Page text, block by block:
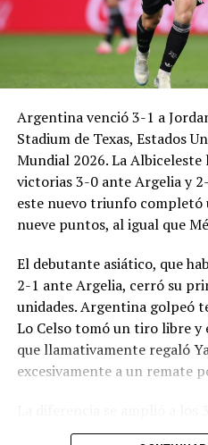
Argentina venció 3-1 a
Stadium de Texas, Estados
Mundial 2026. La
victorias 3-0 ante Argelia y
este nuevo triunfo completó
nueve puntos, al igual que
El debutante asiático, que
2-1 ante Argelia, cerró su
unidades. Argentina golpeó
Lo Celso tomó un tiro libre y
que llamativamente regaló
excesivamente a un remate
Lautaro Martínez convirtió